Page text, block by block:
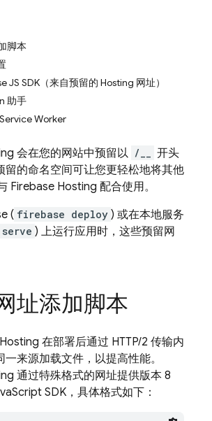
脚本
JS SDK（来自预留的 Hosting 网址）
助手
Worker
会在您的网站中预留以 /__
开头
留的命名空间可让您更轻松地将其他
Firebase Hosting 配合使用。
( firebase deploy ) 或在本地服务
) 上运行应用时，这些预留网
址添加脚本
在部署后通过 HTTP/2 传输内
来源加载文件，以提高性能。
通过特殊格式的网址提供版本 8
SDK，具体格式如下：